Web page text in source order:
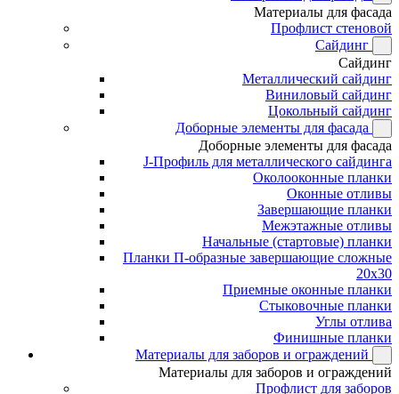
Материалы для фасада
Профлист стеновой
Сайдинг
Сайдинг
Металлический сайдинг
Виниловый сайдинг
Цокольный сайдинг
Доборные элементы для фасада
Доборные элементы для фасада
J-Профиль для металлического сайдинга
Околооконные планки
Оконные отливы
Завершающие планки
Межэтажные отливы
Начальные (стартовые) планки
Планки П-образные завершающие сложные
20x30
Приемные оконные планки
Стыковочные планки
Углы отлива
Финишные планки
Материалы для заборов и ограждений
Материалы для заборов и ограждений
Профлист для заборов